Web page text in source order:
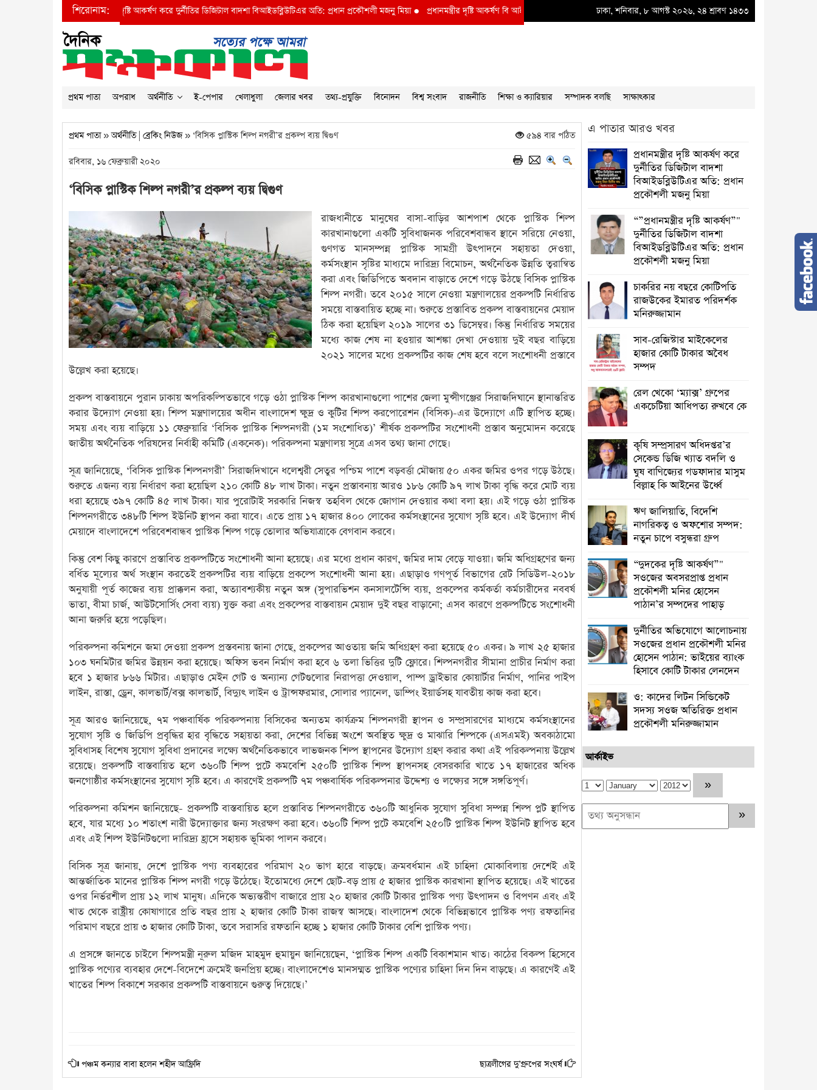
শিরোনাম:
প্রধানমন্ত্রীর দৃষ্টি আকর্ষণ করে দুর্নীতির ডিজিটাল বাদশা বিআইডব্লিউটিএর অতি: প্রধান প্রকৌশলী মজনু মিয়া●প্রধানমন্ত্রীর দৃষ্টি আকর্ষণ বি আই ডব্লুভিইউ-তে দুর্নীতির বাদশ অতিরিক্ত প্রধান প্রকৌশলী বাদশা মিয়ার কূকৃতি থামাতে হবে
ঢাকা, শনিবার, ৮ আগস্ট ২০২৬, ২৪ শ্রাবণ ১৪৩৩
প্রথম পাতা অপরাধ অর্থনীতি ই-পেপার খেলাধুলা জেলার খবর তথ্য-প্রযুক্তি বিনোদন বিশ্ব সংবাদ রাজনীতি শিক্ষা ও ক্যারিয়ার সম্পাদক বলছি সাক্ষাৎকার
প্রথম পাতা»অর্থনীতি| ব্রেকিং নিউজ» ‘বিসিক প্লাস্টিক শিল্প নগরী’র প্রকল্প ব্যয় দ্বিগুণ ৫৯৪ বার পঠিত
রবিবার, ১৬ ফেব্রুয়ারী ২০২০
‘বিসিক প্লাস্টিক শিল্প নগরী’র প্রকল্প ব্যয় দ্বিগুণ
রাজধানীতে মানুষের বাসা-বাড়ির আশপাশ থেকে প্লাস্টিক শিল্প
কারখানাগুলো একটি সুবিধাজনক পরিবেশবান্ধব স্থানে সরিয়ে নেওয়া,
গুণগত মানসম্পন্ন প্লাস্টিক সামগ্রী উৎপাদনে সহায়তা দেওয়া,
কর্মসংস্থান সৃষ্টির মাধ্যমে দারিদ্র্য বিমোচন, অর্থনৈতিক উন্নতি ত্বরান্বিত
করা এবং জিডিপিতে অবদান বাড়াতে দেশে গড়ে উঠছে বিসিক প্লাস্টিক
শিল্প নগরী। তবে ২০১৫ সালে নেওয়া মন্ত্রণালয়ের প্রকল্পটি নির্ধারিত
সময়ে বাস্তবায়িত হচ্ছে না। শুরুতে প্রস্তাবিত প্রকল্প বাস্তবায়নের মেয়াদ
ঠিক করা হয়েছিল ২০১৯ সালের ৩১ ডিসেম্বর। কিন্তু নির্ধারিত সময়ের
মধ্যে কাজ শেষ না হওয়ার আশঙ্কা দেখা দেওয়ায় দুই বছর বাড়িয়ে
২০২১ সালের মধ্যে প্রকল্পটির কাজ শেষ হবে বলে সংশোধনী প্রস্তাবে
উল্লেখ করা হয়েছে।
প্রকল্প বাস্তবায়নে পুরান ঢাকায় অপরিকল্পিতভাবে গড়ে ওঠা প্লাস্টিক শিল্প কারখানাগুলো পাশের জেলা মুন্সীগঞ্জের সিরাজদিঘানে স্থানান্তরিত
করার উদ্যোগ নেওয়া হয়। শিল্প মন্ত্রণালয়ের অধীন বাংলাদেশ ক্ষুদ্র ও কুটির শিল্প করপোরেশন (বিসিক)-এর উদ্যোগে এটি স্থাপিত হচ্ছে।
সময় এবং ব্যয় বাড়িয়ে ১১ ফেব্রুয়ারি ‘বিসিক প্লাস্টিক শিল্পনগরী (১ম সংশোধিত)’ শীর্ষক প্রকল্পটির সংশোধনী প্রস্তাব অনুমোদন করেছে
জাতীয় অর্থনৈতিক পরিষদের নির্বাহী কমিটি (একনেক)। পরিকল্পনা মন্ত্রণালয় সূত্রে এসব তথ্য জানা গেছে।
সূত্র জানিয়েছে, ‘বিসিক প্লাস্টিক শিল্পনগরী’ সিরাজদিখানে ধলেশ্বরী সেতুর পশ্চিম পাশে বড়বর্ত্তা মৌজায় ৫০ একর জমির ওপর গড়ে উঠছে।
শুরুতে এজন্য ব্যয় নির্ধারণ করা হয়েছিল ২১০ কোটি ৪৮ লাখ টাকা। নতুন প্রস্তাবনায় আরও ১৮৬ কোটি ৯৭ লাখ টাকা বৃদ্ধি করে মোট ব্যয়
ধরা হয়েছে ৩৯৭ কোটি ৪৫ লাখ টাকা। যার পুরোটাই সরকারি নিজস্ব তহবিল থেকে জোগান দেওয়ার কথা বলা হয়। এই গড়ে ওঠা প্লাস্টিক
শিল্পনগরীতে ৩৪৮টি শিল্প ইউনিট স্থাপন করা যাবে। এতে প্রায় ১৭ হাজার ৪০০ লোকের কর্মসংস্থানের সুযোগ সৃষ্টি হবে। এই উদ্যোগ দীর্ঘ
মেয়াদে বাংলাদেশে পরিবেশবান্ধব প্লাস্টিক শিল্প গড়ে তোলার অভিযাত্রাকে বেগবান করবে।
কিন্তু বেশ কিছু কারণে প্রস্তাবিত প্রকল্পটিতে সংশোধনী আনা হয়েছে। এর মধ্যে প্রধান কারণ, জমির দাম বেড়ে যাওয়া। জমি অধিগ্রহণের জন্য
বর্ধিত মূল্যের অর্থ সংস্থান করতেই প্রকল্পটির ব্যয় বাড়িয়ে প্রকল্পে সংশোধনী আনা হয়। এছাড়াও গণপূর্ত বিভাগের রেট সিডিউল-২০১৮
অনুযায়ী পূর্ত কাজের ব্যয় প্রাক্কলন করা, অত্যাবশ্যকীয় নতুন অঙ্গ (সুপারভিশন কনসালটেন্সি ব্যয়, প্রকল্পের কর্মকর্তা কর্মচারীদের নববর্ষ
ভাতা, বীমা চার্জ, আউটসোর্সিং সেবা ব্যয়) যুক্ত করা এবং প্রকল্পের বাস্তবায়ন মেয়াদ দুই বছর বাড়ানো; এসব কারণে প্রকল্পটিতে সংশোধনী
আনা জরুরি হয়ে পড়েছিল।
পরিকল্পনা কমিশনে জমা দেওয়া প্রকল্প প্রস্তবনায় জানা গেছে, প্রকল্পের আওতায় জমি অধিগ্রহণ করা হয়েছে ৫০ একর। ৯ লাখ ২৫ হাজার
১০৩ ঘনমিটার জমির উন্নয়ন করা হয়েছে। অফিস ভবন নির্মাণ করা হবে ৬ তলা ভিত্তির দুটি ফ্লোরে। শিল্পনগরীর সীমানা প্রাচীর নির্মাণ করা
হবে ১ হাজার ৮৬৬ মিটার। এছাড়াও মেইন গেট ও অন্যান্য গেটগুলোর নিরাপত্তা দেওয়াল, পাম্প ড্রাইভার কোয়ার্টার নির্মাণ, পানির পাইপ
লাইন, রাস্তা, ড্রেন, কালভার্ট/বক্স কালভার্ট, বিদ্যুৎ লাইন ও ট্রান্সফরমার, সোলার প্যানেল, ডাম্পিং ইয়ার্ডসহ যাবতীয় কাজ করা হবে।
সূত্র আরও জানিয়েছে, ৭ম পঞ্চবার্ষিক পরিকল্পনায় বিসিকের অন্যতম কার্যক্রম শিল্পনগরী স্থাপন ও সম্প্রসারণের মাধ্যমে কর্মসংস্থানের
সুযোগ সৃষ্টি ও জিডিপি প্রবৃদ্ধির হার বৃদ্ধিতে সহায়তা করা, দেশের বিভিন্ন অংশে অবস্থিত ক্ষুদ্র ও মাঝারি শিল্পকে (এসএমই) অবকাঠামো
সুবিধাসহ বিশেষ সুযোগ সুবিধা প্রদানের লক্ষ্যে অর্থনৈতিকভাবে লাভজনক শিল্প স্থাপনের উদ্যোগ গ্রহণ করার কথা এই পরিকল্পনায় উল্লেখ
রয়েছে। প্রকল্পটি বাস্তবায়িত হলে ৩৬০টি শিল্প প্লটে কমবেশি ২৫০টি প্লাস্টিক শিল্প স্থাপনসহ বেসরকারি খাতে ১৭ হাজারের অধিক
জনগোষ্ঠীর কর্মসংস্থানের সুযোগ সৃষ্টি হবে। এ কারণেই প্রকল্পটি ৭ম পঞ্চবার্ষিক পরিকল্পনার উদ্দেশ্য ও লক্ষ্যের সঙ্গে সঙ্গতিপূর্ণ।
পরিকল্পনা কমিশন জানিয়েছে- প্রকল্পটি বাস্তবায়িত হলে প্রস্তাবিত শিল্পনগরীতে ৩৬০টি আধুনিক সুযোগ সুবিধা সম্পন্ন শিল্প প্লট স্থাপিত
হবে, যার মধ্যে ১০ শতাংশ নারী উদ্যোক্তার জন্য সংরক্ষণ করা হবে। ৩৬০টি শিল্প প্লটে কমবেশি ২৫০টি প্লাস্টিক শিল্প ইউনিট স্থাপিত হবে
এবং এই শিল্প ইউনিটগুলো দারিদ্র্য হ্রাসে সহায়ক ভূমিকা পালন করবে।
বিসিক সূত্র জানায়, দেশে প্লাস্টিক পণ্য ব্যবহারের পরিমাণ ২০ ভাগ হারে বাড়ছে। ক্রমবর্ধমান এই চাহিদা মোকাবিলায় দেশেই এই
আন্তর্জাতিক মানের প্লাস্টিক শিল্প নগরী গড়ে উঠেছে। ইতোমধ্যে দেশে ছোট-বড় প্রায় ৫ হাজার প্লাস্টিক কারখানা স্থাপিত হয়েছে। এই খাতের
ওপর নির্ভরশীল প্রায় ১২ লাখ মানুষ। এদিকে অভ্যন্তরীণ বাজারে প্রায় ২০ হাজার কোটি টাকার প্লাস্টিক পণ্য উৎপাদন ও বিপণন এবং এই
খাত থেকে রাষ্ট্রীয় কোষাগারে প্রতি বছর প্রায় ২ হাজার কোটি টাকা রাজস্ব আসছে। বাংলাদেশ থেকে বিভিন্নভাবে প্লাস্টিক পণ্য রফতানির
পরিমাণ বছরে প্রায় ৩ হাজার কোটি টাকা, তবে সরাসরি রফতানি হচ্ছে ১ হাজার কোটি টাকার বেশি প্লাস্টিক পণ্য।
এ প্রসঙ্গে জানতে চাইলে শিল্পমন্ত্রী নূরুল মজিদ মাহমুদ হুমায়ুন জানিয়েছেন, ‘প্লাস্টিক শিল্প একটি বিকাশমান খাত। কাঠের বিকল্প হিসেবে
প্লাস্টিক পণ্যের ব্যবহার দেশে-বিদেশে ক্রমেই জনপ্রিয় হচ্ছে। বাংলাদেশেও মানসম্মত প্লাস্টিক পণ্যের চাহিদা দিন দিন বাড়ছে। এ কারণেই এই
খাতের শিল্প বিকাশে সরকার প্রকল্পটি বাস্তবায়নে গুরুত্ব দিয়েছে।’
পঞ্চম কন্যার বাবা হলেন শহীদ আফ্রিদি ছাত্রলীগের দু’গ্রুপের সংঘর্ষ
এ পাতার আরও খবর
প্রধানমন্ত্রীর দৃষ্টি আকর্ষণ করে
দুর্নীতির ডিজিটাল বাদশা
বিআইডব্লিউটিএর অতি: প্রধান
প্রকৌশলী মজনু মিয়া
“”প্রধানমন্ত্রীর দৃষ্টি আকর্ষণ”"
দুর্নীতির ডিজিটাল বাদশা
বিআইডব্লিউটিএর অতি: প্রধান
প্রকৌশলী মজনু মিয়া
চাকরির নয় বছরে কোটিপতি
রাজউকের ইমারত পরিদর্শক
মনিরুজ্জামান
সাব-রেজিস্টার মাইকেলের
হাজার কোটি টাকার অবৈধ
সম্পদ
রেল খেকো ‘ম্যাক্স’ গ্রুপের
একচেটিয়া আধিপত্য রুখবে কে
কৃষি সম্প্রসারণ অধিদপ্তর’র
সেকেন্ড ডিজি খ্যাত বদলি ও
ঘুষ বাণিজ্যের গডফাদার মাসুম
বিল্লাহ কি আইনের উর্ধ্বে
ঋণ জালিয়াতি, বিদেশি
নাগরিকত্ব ও অফশোর সম্পদ:
নতুন চাপে বসুন্ধরা গ্রুপ
“দুদকের দৃষ্টি আকর্ষণ”"
সওজের অবসরপ্রাপ্ত প্রধান
প্রকৌশলী মনির হোসেন
পাঠান’র সম্পদের পাহাড়
দুর্নীতির অভিযোগে আলোচনায়
সওজের প্রধান প্রকৌশলী মনির
হোসেন পাঠান: ভাইয়ের ব্যাংক
হিসাবে কোটি টাকার লেনদেন
ও: কাদের লিটন সিন্ডিকেট
সদস্য সওজ অতিরিক্ত প্রধান
প্রকৌশলী মনিরুজ্জামান
আর্কাইভ